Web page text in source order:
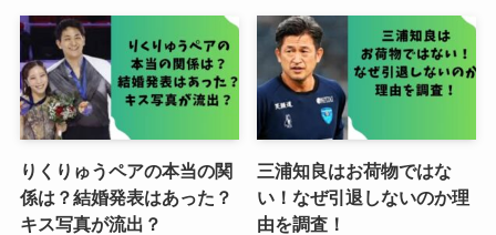
りくりゅうペアの本当の関
係は？結婚発表はあった？
キス写真が流出？
三浦知良はお荷物ではな
い！なぜ引退しないのか理
由を調査！